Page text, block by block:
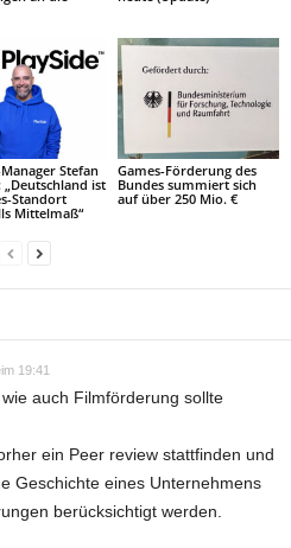
Stefan
„Deutschland ist
Standort
Mittelmaß“
Games-Förderung des
Bundes summiert sich
auf über 250 Mio. €
19:41
auch Filmförderung sollte
ein Peer review stattfinden und
Geschichte eines Unternehmens
berücksichtigt werden.